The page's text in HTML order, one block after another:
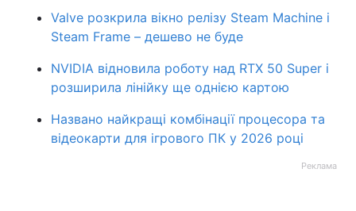
Valve розкрила вікно релізу Steam Machine і
Steam Frame – дешево не буде
NVIDIA відновила роботу над RTX 50 Super і
розширила лінійку ще однією картою
Названо найкращі комбінації процесора та
відеокарти для ігрового ПК у 2026 році
Реклама